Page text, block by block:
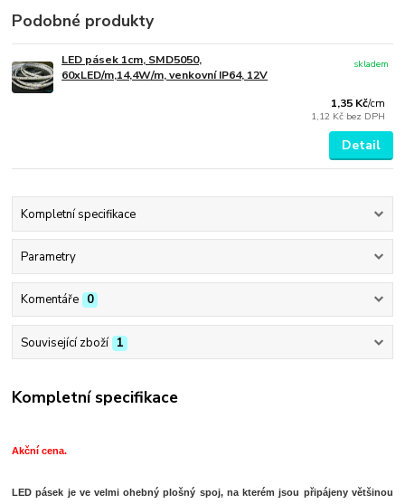
Podobné produkty
LED pásek 1cm, SMD5050,
60xLED/m,14,4W/m, venkovní IP64, 12V
1,35 Kč/cm
1,12 Kč bez DPH
skladem
Detail
Kompletní specifikace
Parametry
Komentáře 0
Související zboží 1
Kompletní specifikace
Akční cena.
LED pásek je ve velmi ohebný plošný spoj, na kterém jsou připájeny většinou